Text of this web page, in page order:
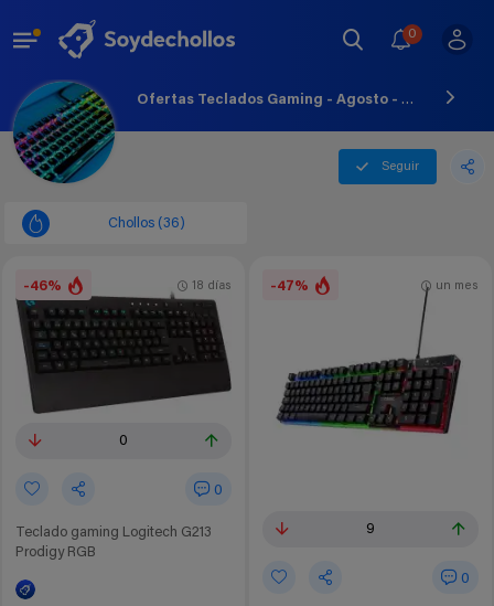
0
Ofertas Teclados Gaming - Agosto - 2026
Seguir
Chollos (36)
-46%
0
0
Teclado gaming Logitech G213
Prodigy RGB
18 días -47%
9
0
un mes